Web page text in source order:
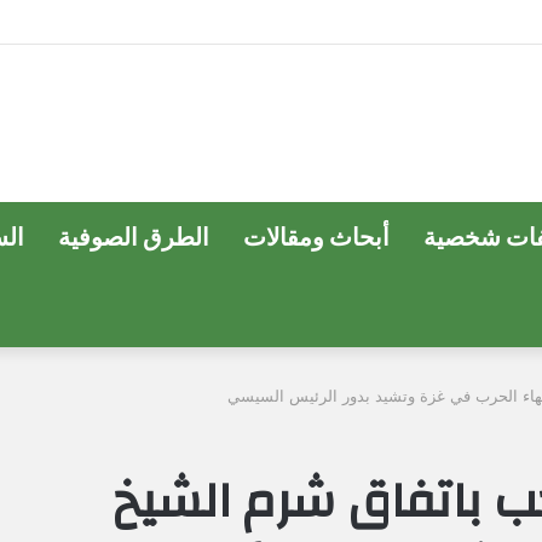
شخصية أبحاث ومقالات الطرق الصوفية
الحرب في غزة وتشيد بدور الرئيس السيسي
باتفاق شرم الشيخ